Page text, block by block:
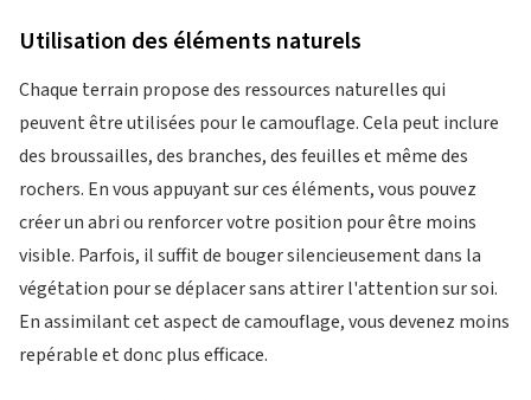
Utilisation des éléments naturels
Chaque terrain propose des ressources naturelles qui
peuvent être utilisées pour le camouflage. Cela peut inclure
des broussailles, des branches, des feuilles et même des
rochers. En vous appuyant sur ces éléments, vous pouvez
créer un abri ou renforcer votre position pour être moins
visible. Parfois, il suffit de bouger silencieusement dans la
végétation pour se déplacer sans attirer l'attention sur soi.
En assimilant cet aspect de camouflage, vous devenez moins
repérable et donc plus efficace.